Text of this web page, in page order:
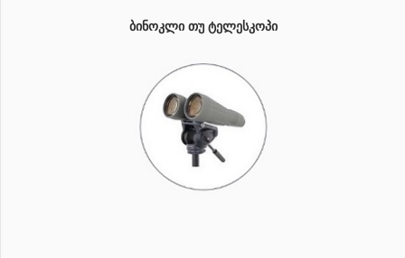
ᲑᲘᲜᲝᲙᲚᲘ ᲗᲣ ᲢᲔᲚᲔᲡᲙᲝᲞᲘ